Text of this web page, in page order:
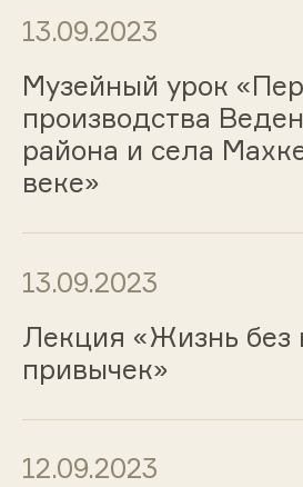
13.09.2023
Музейный урок
производства
района и села
веке»
13.09.2023
Лекция «Жизнь без
привычек»
12.09.2023